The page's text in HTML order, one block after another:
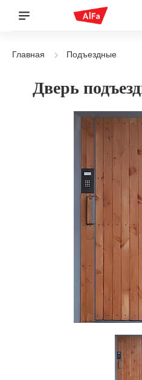
Главная Подъездные
Дверь